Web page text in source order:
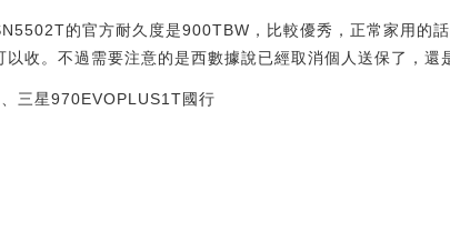
的官方耐久度是900TBW，比較優秀，正常家用的
以收。不過需要注意的是西數據說已經取消個人送保了，還
三星970EVOPLUS1T國行